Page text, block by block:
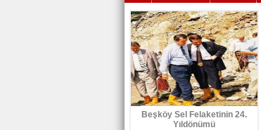
Beşköy Sel Felaketinin 24.
Yıldönümü